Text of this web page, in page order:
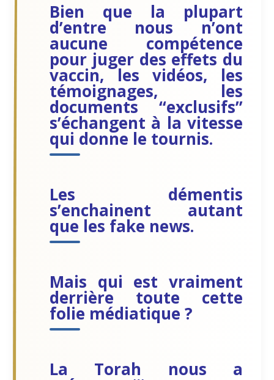
Bien que la plupart
d’entre nous n’ont
aucune compétence
pour juger des effets du
vaccin, les vidéos, les
témoignages, les
documents “exclusifs”
s’échangent à la vitesse
qui donne le tournis.
Les démentis
s’enchainent autant
que les fake news.
Mais qui est vraiment
derrière toute cette
folie médiatique ?
La Torah nous a